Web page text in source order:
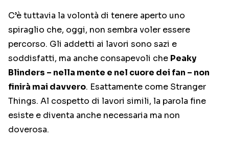
C’è tuttavia la volontà di tenere aperto uno
spiraglio che, oggi, non sembra voler essere
percorso. Gli addetti ai lavori sono sazi e
soddisfatti, ma anche consapevoli che Peaky
Blinders – nella mente e nel cuore dei fan – non
finirà mai davvero. Esattamente come Stranger
Things. Al cospetto di lavori simili, la parola fine
esiste e diventa anche necessaria ma non
doverosa.